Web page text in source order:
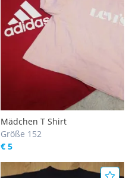
Mädchen T Shirt
Größe 152
€ 5